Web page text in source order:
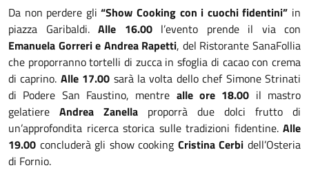
Da non perdere gli“Show Cooking con i cuochi fidentini” in
piazza Garibaldi. Alle 16.00l’evento prende il via con
Emanuela Gorreri e Andrea Rapetti, del Ristorante SanaFollia
che proporranno tortelli di zucca in sfoglia di cacao con crema
di caprino. Alle 17.00 sarà la volta dello chef Simone Strinati
di Podere San Faustino, mentre alle ore 18.00 il mastro
gelatiere Andrea Zanella proporrà due dolci frutto di
un’approfondita ricerca storica sulle tradizioni fidentine. Alle
19.00 concluderà gli show cooking Cristina Cerbidell’Osteria
di Fornio.